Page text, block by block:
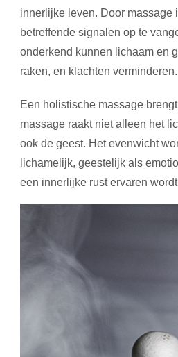
innerlijke leven. Door massage
betreffende signalen op te
onderkend kunnen lichaam en
raken, en klachten verminderen.
Een holistische massage
massage raakt niet alleen het
ook de geest. Het evenwicht
lichamelijk, geestelijk als
een innerlijke rust ervaren